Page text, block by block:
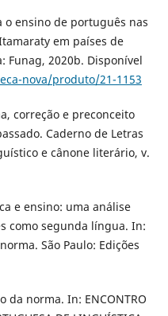
o ensino de português nas
em países de
Funag, 2020b. Disponível
nova/produto/21-1153
correção e preconceito
Caderno de Letras
e cânone literário, v.
e ensino: uma análise
como segunda língua. In:
São Paulo: Edições
da norma. In: ENCONTRO